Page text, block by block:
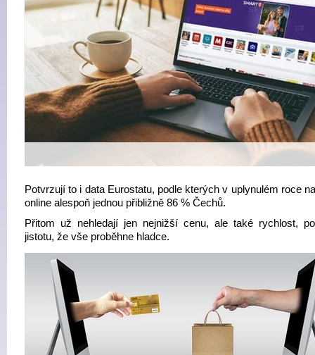
Potvrzují to i data Eurostatu, podle kterých v uplynulém roce
online alespoň jednou přibližně 86 % Čechů.
Přitom už nehledají jen nejnižší cenu, ale také rychlost,
jistotu, že vše proběhne hladce.